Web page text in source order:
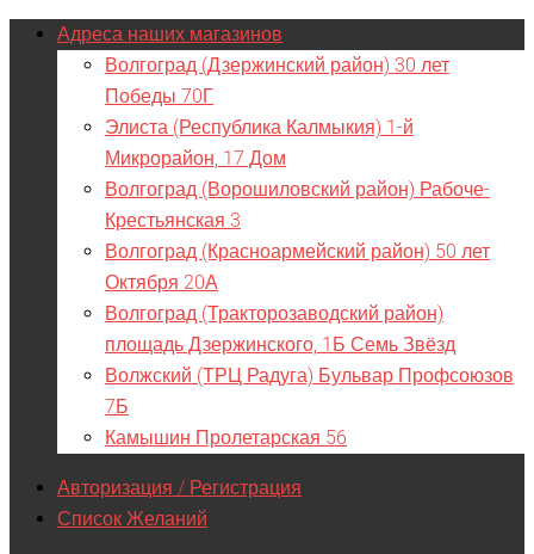
Адреса наших магазинов
Волгоград (Дзержинский район) 30 лет
Победы 70Г
Элиста (Республика Калмыкия) 1-й
Микрорайон, 17 Дом
Волгоград (Ворошиловский район) Рабоче-
Крестьянская 3
Волгоград (Красноармейский район) 50 лет
Октября 20А
Волгоград (Тракторозаводский район)
площадь Дзержинского, 1Б Семь Звёзд
Волжский (ТРЦ Радуга) Бульвар Профсоюзов
7Б
Камышин Пролетарская 56
Авторизация / Регистрация
Список Желаний